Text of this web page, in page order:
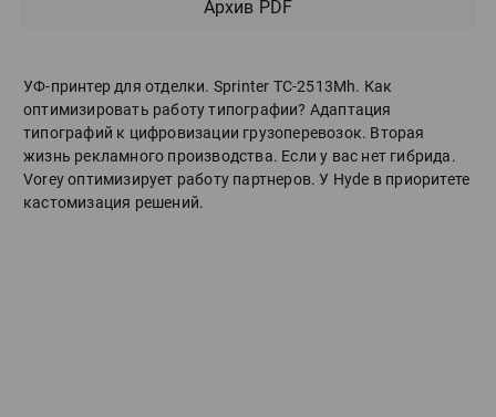
Архив PDF
УФ-принтер для отделки. Sprinter ТС-2513Mh. Как
оптимизировать работу типографии? Адаптация
типографий к цифровизации грузоперевозок. Вторая
жизнь рекламного производства. Если у вас нет гибрида.
Vorey оптимизирует работу партнеров. У Hyde в приоритете
кастомизация решений.